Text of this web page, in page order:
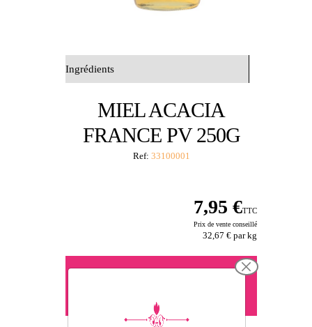
Ingrédients
MIEL ACACIA
FRANCE PV 250G
Ref: 33100001
7,95 €TTC
Prix de vente conseillé
32,67 € par kg